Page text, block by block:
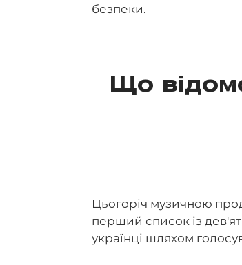
безпеки.
Що
Цьогоріч музичною
перший список із
українці шляхом